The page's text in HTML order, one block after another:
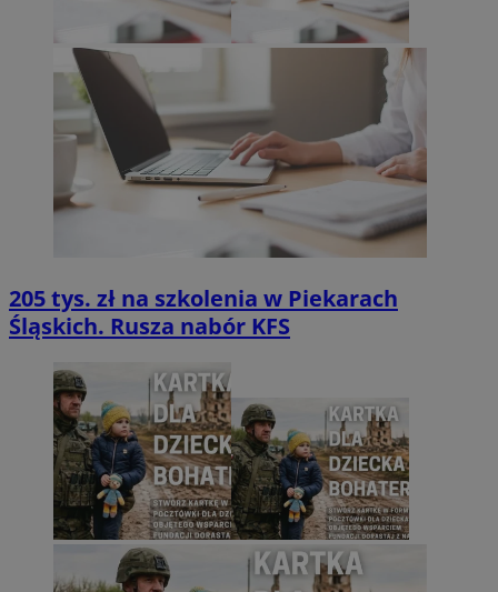
205 tys. zł na szkolenia w Piekarach
Śląskich. Rusza nabór KFS